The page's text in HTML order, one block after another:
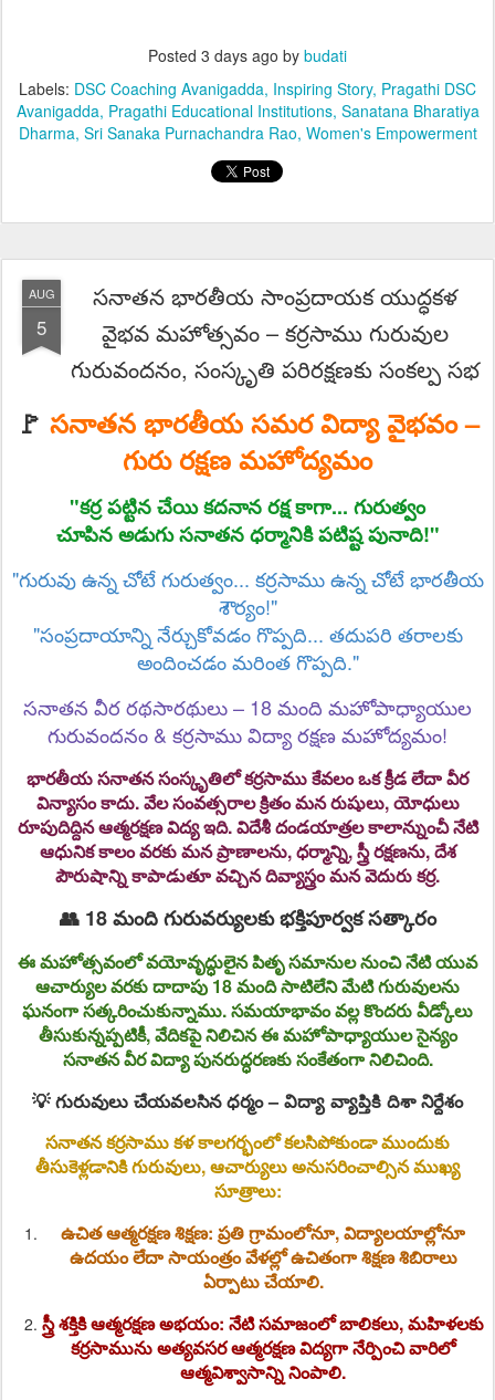
Posted 3 days ago by budati
Labels: DSC Coaching Avanigadda Inspiring Story Pragathi DSC
Avanigadda Pragathi Educational Institutions Sanatana Bharatiya
Dharma Sri Sanaka Purnachandra Rao Women's Empowerment
AUG
5
సనాతన భారతీయ సాంప్రదాయక యుద్ధకళ
వైభవ మహోత్సవం – కర్రసాము గురువుల
గురువందనం, సంస్కృతి పరిరక్షణకు సంకల్ప సభ
🚩 సనాతన భారతీయ సమర విద్యా వైభవం –
గురు రక్షణ మహోద్యమం
"కర్ర పట్టిన చేయి కదనాన రక్ష కాగా... గురుత్వం
చూపిన అడుగు సనాతన ధర్మానికి పటిష్ట పునాది!"
"గురువు ఉన్న చోటే గురుత్వం... కర్రసాము ఉన్న చోటే భారతీయ
శౌర్యం!"
"సంప్రదాయాన్ని నేర్చుకోవడం గొప్పది... తదుపరి తరాలకు
అందించడం మరింత గొప్పది."
సనాతన వీర రథసారథులు – 18 మంది మహోపాధ్యాయుల
గురువందనం & కర్రసాము విద్యా రక్షణ మహోద్యమం!
భారతీయ సనాతన సంస్కృతిలోకర్రసాముకేవలం ఒక క్రీడ లేదా వీర
విన్యాసం కాదు. వేల సంవత్సరాల క్రితం మన రుషులు, యోధులు
రూపుదిద్దిన ఆత్మరక్షణ విద్య ఇది. విదేశీ దండయాత్రల కాలాన్నుంచీ నేటి
ఆధునిక కాలం వరకు మన ప్రాణాలను, ధర్మాన్ని, స్త్రీ రక్షణను, దేశ
పౌరుషాన్ని కాపాడుతూ వచ్చిన దివ్యాస్త్రం మన వెదురు కర్ర.
👥 18 మంది గురువర్యులకు భక్తిపూర్వక సత్కారం
ఈ మహోత్సవంలో వయోవృద్ధులైన పితృ సమానుల నుంచి నేటి యువ
ఆచార్యుల వరకు దాదాపు 18 మంది సాటిలేని మేటి గురువులను
ఘనంగా సత్కరించుకున్నాము. సమయాభావం వల్ల కొందరు వీడ్కోలు
తీసుకున్నప్పటికీ, వేదికపై నిలిచిన ఈ మహోపాధ్యాయుల సైన్యం
సనాతన వీర విద్యా పునరుద్ధరణకు సంకేతంగా నిలిచింది.
💡 గురువులు చేయవలసిన ధర్మం – విద్యా వ్యాప్తికి దిశా నిర్దేశం
సనాతన కర్రసాము కళ కాలగర్భంలో కలసిపోకుండా ముందుకు
తీసుకెళ్లడానికి గురువులు, ఆచార్యులు అనుసరించాల్సిన ముఖ్య
సూత్రాలు:
ఉచిత ఆత్మరక్షణ శిక్షణ: ప్రతి గ్రామంలోనూ, విద్యాలయాల్లోనూ
ఉదయం లేదా సాయంత్రం వేళల్లో ఉచితంగా శిక్షణ శిబిరాలు
ఏర్పాటు చేయాలి.
స్త్రీ శక్తికి ఆత్మరక్షణ అభయం: నేటి సమాజంలో బాలికలు, మహిళలకు
కర్రసామును అత్యవసర ఆత్మరక్షణ విద్యగా నేర్పించి వారిలో
ఆత్మవిశ్వాసాన్ని నింపాలి.